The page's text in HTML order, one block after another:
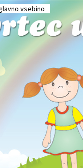
vsebino